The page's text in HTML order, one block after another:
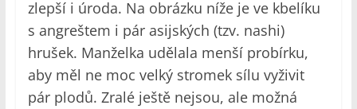
zlepší i úroda. Na obrázku níže je ve kbelíku
s angreštem i pár asijských (tzv. nashi)
hrušek. Manželka udělala menší probírku,
aby měl ne moc velký stromek sílu vyživit
pár plodů. Zralé ještě nejsou, ale možná